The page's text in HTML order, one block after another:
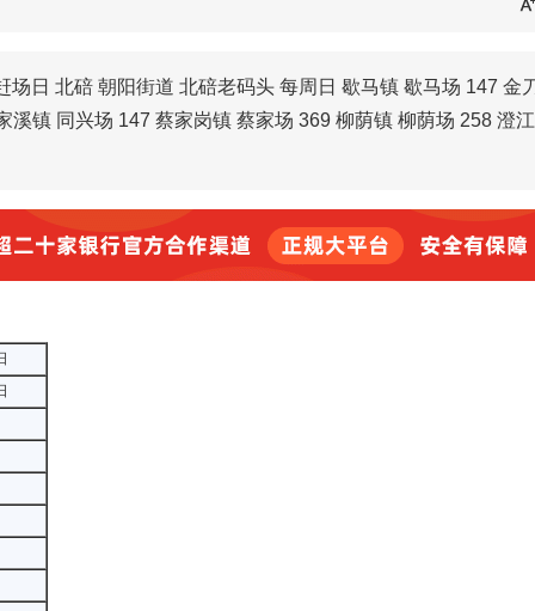
日 北碚 朝阳街道 北碚老码头 每周日 歇马镇 歇马场 147 金
镇 同兴场 147 蔡家岗镇 蔡家场 369 柳荫镇 柳荫场 258 澄